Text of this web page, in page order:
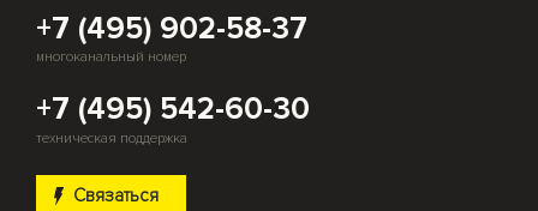
+7 (495) 902-58-37
многоканальный номер
+7 (495) 542-60-30
техническая поддержка
Связаться